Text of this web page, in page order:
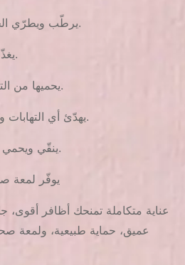
– يرطّب ويطرّي الجلد الجاف حول الأظافر.
– يغذّي ويقوي الأظافر الهشة.
– يحميها من التقصف ويزيد من مرونتها.
– يهدّئ أي التهابات ويُسرّع من عملية الالتئام.
– ينقّي ويحمي من البكتيريا والفطريات.
– يوفّر
عميق، حماية طبيعية، ولمعة